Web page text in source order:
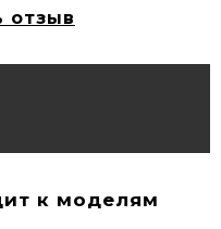
отзыв
к моделям